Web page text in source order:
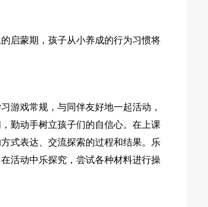
启蒙期，孩子从小养成的行为习惯将
游戏常规，与同伴友好地一起活动，
勤动手树立孩子们的自信心。在上课
式表达、交流探索的过程和结果。乐
活动中乐探究，尝试各种材料进行操